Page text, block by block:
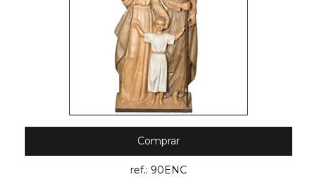
Comprar
ref.: 90ENC